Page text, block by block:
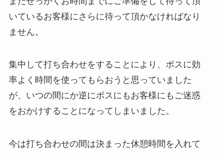
いているお客様にさらに待って頂かなければなり
ません。
集中して打ち合わせをすることにより、ボスに効
率よく時間を使ってもらおうと思っていました
が、いつの間にか逆にボスにもお客様にもご迷惑
をおかけすることになってしまいました。
今は打ち合わせの間は決まった休憩時間を入れて